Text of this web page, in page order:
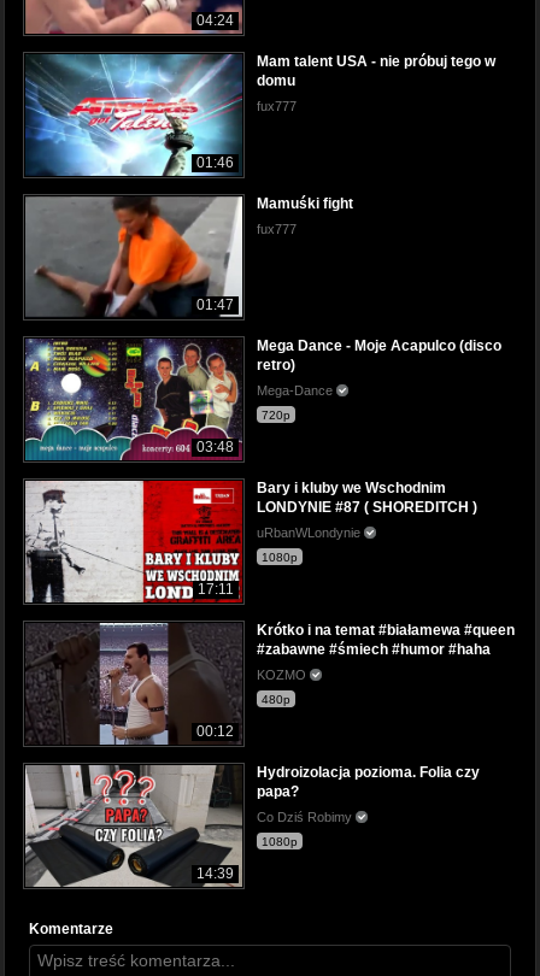
04:24
01:46
Mam talent USA - nie próbuj tego w
domu
fux777
01:47
Mamuśki fight
fux777
03:48
Mega Dance - Moje Acapulco (disco
retro)
Mega-Dance
720p
17:11
Bary i kluby we Wschodnim
LONDYNIE #87 ( SHOREDITCH )
uRbanWLondynie
1080p
00:12
Krótko i na temat #białamewa #queen
#zabawne #śmiech #humor #haha
KOZMO
480p
14:39
Hydroizolacja pozioma. Folia czy
papa?
Co Dziś Robimy
1080p
Komentarze